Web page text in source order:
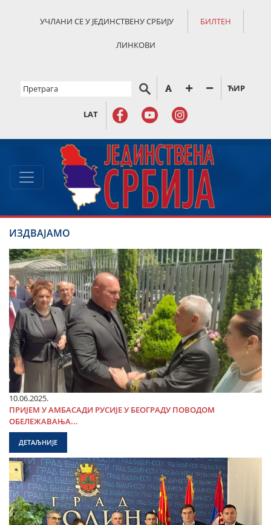
УЧЛАНИ СЕ У ЈЕДИНСТВЕНУ СРБИЈУ БИЛТЕН
ЛИНКОВИ
ЋИР
LAT
ИЗДВАЈАМО
10.06.2025.
ПРИЈЕМ У АМБАСАДИ РУСИЈЕ У БЕОГРАДУ ПОВОДОМ
ОБЕЛЕЖАВАЊА...
ДЕТАЉНИЈЕ